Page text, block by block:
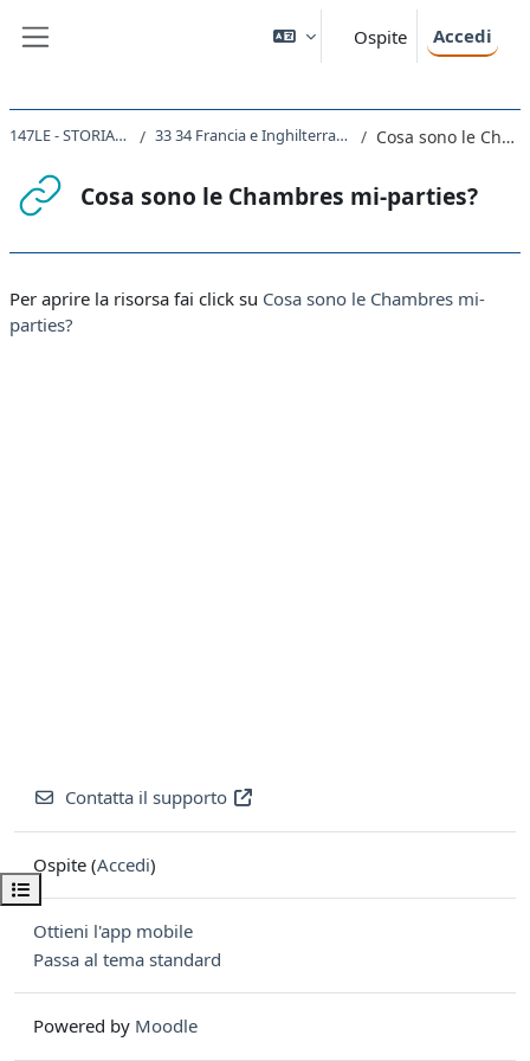
Ospite Accedi
Apri indice del corso
147LE - STORIA MODERNA 2021 33 34 Francia e Inghilterra nella seconda metà del 500 Cosa sono le Chambres mi-parties?
Cosa sono le Chambres mi-parties?
Per aprire la risorsa fai click su Cosa sono le Chambres mi-
parties?
Contatta il supporto
Ospite (Accedi)
Ottieni l'app mobile
Passa al tema standard
Powered by Moodle